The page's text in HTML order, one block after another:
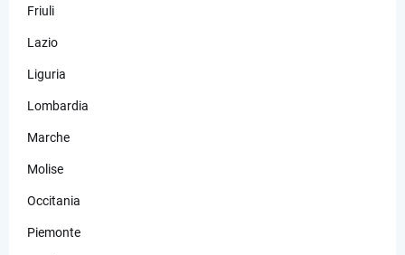
Friuli
Lazio
Liguria
Lombardia
Marche
Molise
Occitania
Piemonte